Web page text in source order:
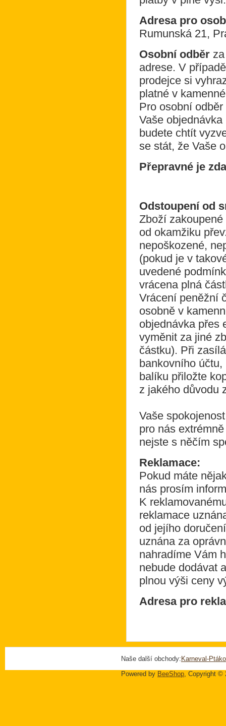
Adresa pro
Rumunská 21,
Osobní odběr
adrese. V
prodejce si
platné v
Pro osobní
Vaše
budete chtít
se stát, že Vaše
Přepravné je
Odstoupení od
Zboží
od okamžiku
nepoškozené,
(pokud je v
uvedené
vrácena plná
Vrácení peněžní
osobně v
objednávka přes
vyměnit za jiné
částku). Při
bankovního
balíku přiložte
z jakého důvodu
Vaše
pro nás
nejste s něčím
Reklamace:
Pokud máte
nás prosím
K
reklamace
od jejího
uznána za
nahradíme Vám
nebude dodávat
plnou výši ceny
Adresa pro
Naše další obchody: Karneval-
Powered by BeeShop, Copyright ©